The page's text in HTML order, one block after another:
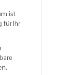
ist
für Ihr